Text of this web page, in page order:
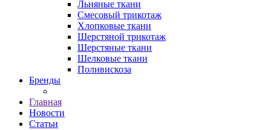
Льняные ткани
Смесовый трикотаж
Хлопковые ткани
Шерстяной трикотаж
Шерстяные ткани
Шелковые ткани
Поливискоза
Бренды
Главная
Новости
Статьи